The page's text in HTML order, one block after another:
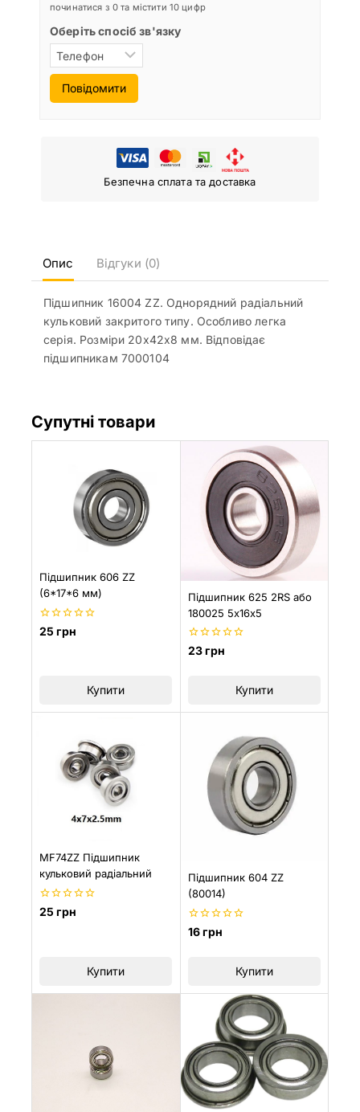
починатися з 0 та містити 10 цифр
Оберіть спосіб зв'язку
Повідомити
Безпечна сплата та доставка
Опис Відгуки (0)
Підшипник 16004 ZZ. Однорядний радіальний
кульковий закритого типу. Особливо легка
серія. Розміри 20x42x8 мм. Відповідає
підшипникам 7000104
Супутні товари
Підшипник 606 ZZ
(6*17*6 мм)
0
25грн
Купити
Підшипник 625 2RS або
180025 5х16х5
0
23грн
Купити
MF74ZZ Підшипник
кульковий радіальний
0
25грн
Купити
Підшипник 604 ZZ
(80014)
0
16грн
Купити